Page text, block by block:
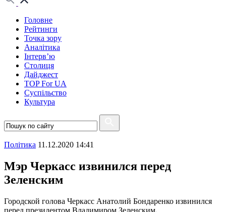
Головне
Рейтинги
Точка зору
Аналітика
Інтерв’ю
Столиця
Дайджест
TOP For UA
Суспiльство
Культура
Полiтика 11.12.2020 14:41
Мэр Черкасс извинился перед
Зеленским
Городской голова Черкасс Анатолий Бондаренко извинился
перед президентом Владимиром Зеленским.